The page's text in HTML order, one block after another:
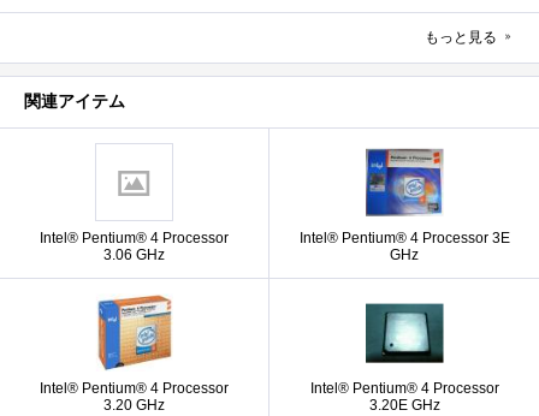
もっと見る
関連アイテム
Intel® Pentium® 4 Processor
3.06 GHz
Intel® Pentium® 4 Processor 3E
GHz
Intel® Pentium® 4 Processor
3.20 GHz
Intel® Pentium® 4 Processor
3.20E GHz